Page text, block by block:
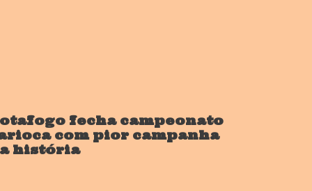
fecha campeonato
com pior campanha
história